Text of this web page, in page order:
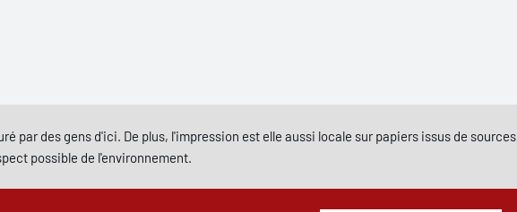
par des gens d'ici. De plus, l'impression est elle aussi locale sur papiers issus de sources
possible de l'environnement.